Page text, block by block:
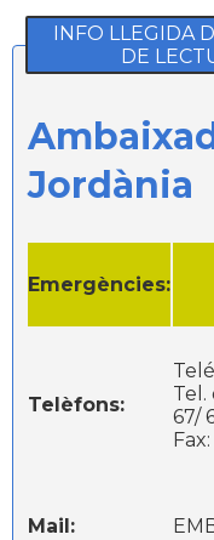
INFO LLEGIDA
DE
Jordània
Emergències:
Telèfons:
Tel.
67/
Mail: